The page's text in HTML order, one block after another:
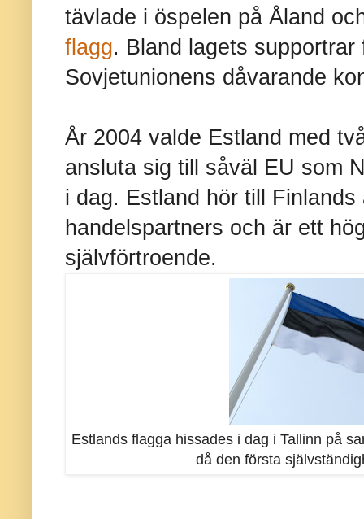
tävlade i öspelen på Åland
flagg. Bland lagets
Sovjetunionens dåvarande
År 2004 valde Estland med
ansluta sig till såväl EU som
i dag. Estland hör till
handelspartners och är ett
självförtroende.
Estlands flagga hissades i dag i Tallinn på
då den första